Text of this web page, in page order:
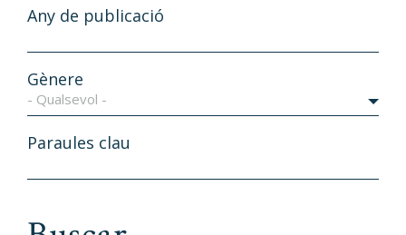
Any de publicació
Gènere
- Qualsevol -
Paraules clau